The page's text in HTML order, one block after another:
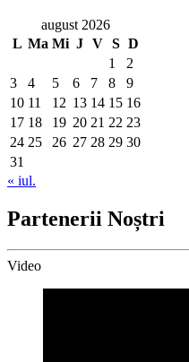
august 2026
L Ma Mi J V S D
1
2
3
4 5 6 7 8
9
10 11 12 13 14 15 16
17 18 19 20 21 22 23
24 25 26 27 28 29 30
31
« iul.
Partenerii Noștri
Video